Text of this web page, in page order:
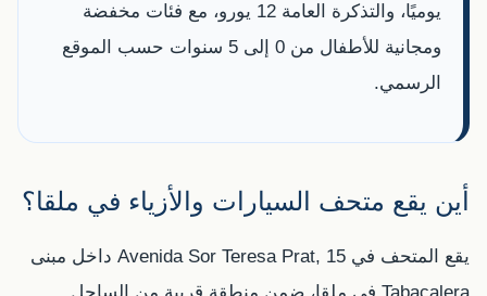
يوميًا، والتذكرة العامة 12 يورو، مع فئات مخفضة
ومجانية للأطفال من 0 إلى 5 سنوات حسب الموقع
الرسمي.
أين يقع متحف السيارات والأزياء في ملقا؟
يقع المتحف في Avenida Sor Teresa Prat, 15 داخل مبنى